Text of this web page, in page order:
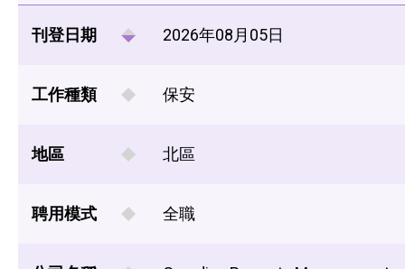
刊登日期 2026年08月05日
工作種類 保安
地區 北區
聘用模式 全職